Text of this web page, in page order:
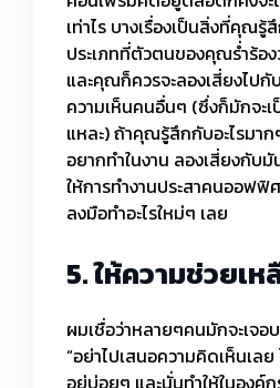
เท่าไร บางเรื่องเป็นสิ่งที่คุณ
ประเภทที่ตัวตนของคุณร่ำร้อ
และคุณก็ควรจะลองเสี่ยงไป
ความเห็นคนอื่นๆ (ซึ่งก็มักจะ
แหละ) ถ้าคุณรู้สึกกับอะไรมา
อยากทำในงาน ลองเสี่ยงกับ
ให้การทำงานประสาคนออฟ
ลงมือทำอะไรใหม่ๆ เลย
5. ให้ความช่วยเ
ผมเชื่อว่าหลายๆคนมักจะเจอ
“อย่าไปเสนอความคิดเห็นเลย